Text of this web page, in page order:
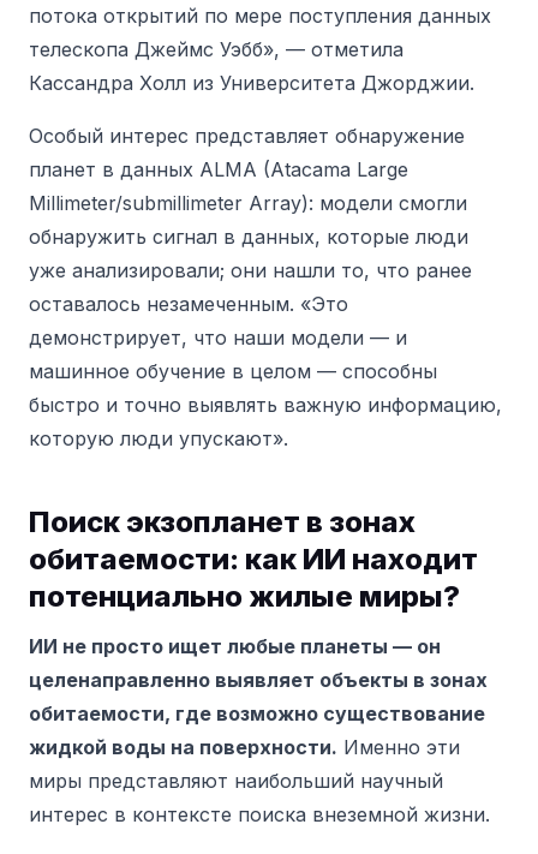
потока открытий по мере поступления данных
телескопа Джеймс Уэбб», — отметила
Кассандра Холл из Университета Джорджии.
Особый интерес представляет обнаружение
планет в данных ALMA (Atacama Large
Millimeter/submillimeter Array): модели смогли
обнаружить сигнал в данных, которые люди
уже анализировали; они нашли то, что ранее
оставалось незамеченным. «Это
демонстрирует, что наши модели — и
машинное обучение в целом — способны
быстро и точно выявлять важную информацию,
которую люди упускают».
Поиск экзопланет в зонах
обитаемости: как ИИ находит
потенциально жилые миры?
ИИ не просто ищет любые планеты — он
целенаправленно выявляет объекты в зонах
обитаемости, где возможно существование
жидкой воды на поверхности. Именно эти
миры представляют наибольший научный
интерес в контексте поиска внеземной жизни.